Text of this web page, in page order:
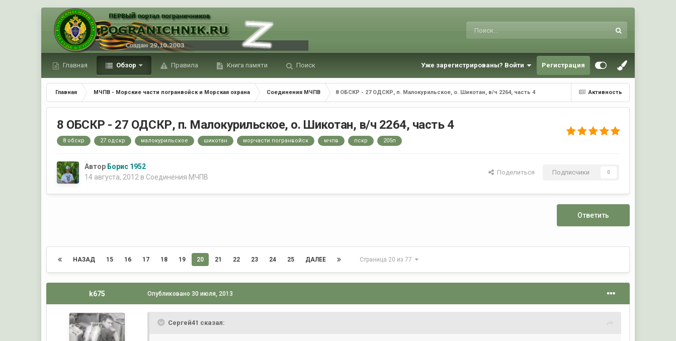
Главная Обзор Правила Книга памяти Поиск Уже зарегистрированы? Войти Регистрация
Активность
Главная МЧПВ - Морские части погранвойск и Морская охрана Соединения МЧПВ 8 ОБСКР - 27 ОДСКР, п. Малокурильское, о. Шикотан, в/ч 2264, часть 4
8 ОБСКР - 27 ОДСКР, п. Малокурильское, о. Шикотан, в/ч 2264, часть 4
8 обскр 27 одскр малокурильское шикотан морчасти погранвойск мчпв пскр 205п
Автор Борис 1952
14 августа, 2012 в Соединения МЧПВ
Поделиться Подписчики 0
Ответить
НАЗАД 15 16 17 18 19 20 21 22 23 24 25 ДАЛЕЕ Страница 20 из 77
k675 Опубликовано 30 июля, 2013
Сергей41 сказал: